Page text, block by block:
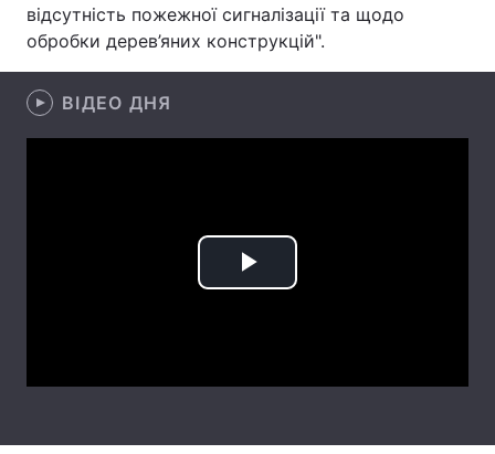
Головна Війна
Україна Політика
Економіка
відсутність пожежної сигналізації та щодо
обробки дерев’яних конструкцій".
ВІДЕО ДНЯ
Play